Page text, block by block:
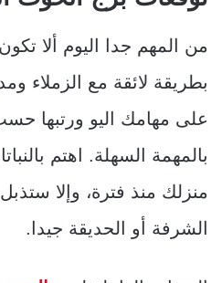
من المهم جدا اليوم ألا
بطريقة لائقة مع الزملاء
على مهامك اليو ورتبها حسب
بالمهمة السهلة. اهتم
منزلك منذ فترة، وإلا
الشرفة أو الحديقة جيدا.